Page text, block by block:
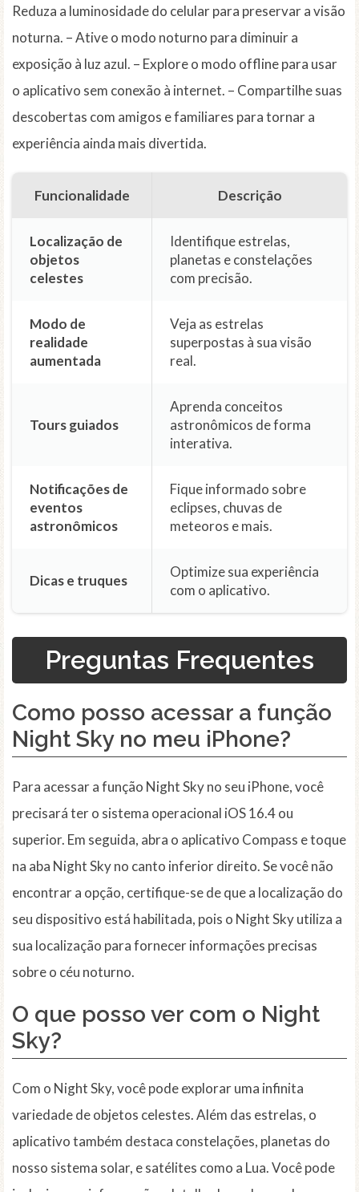
Reduza a luminosidade do celular para preservar a visão
noturna. – Ative o modo noturno para diminuir a
exposição à luz azul. – Explore o modo offline para usar
o aplicativo sem conexão à internet. – Compartilhe suas
descobertas com amigos e familiares para tornar a
experiência ainda mais divertida.
Funcionalidade Descrição
Localização de
objetos
celestes
Identifique estrelas,
planetas e constelações
com precisão.
Modo de
realidade
aumentada
Veja as estrelas
superpostas à sua visão
real.
Tours guiados
Aprenda conceitos
astronômicos de forma
interativa.
Notificações de
eventos
astronômicos
Fique informado sobre
eclipses, chuvas de
meteoros e mais.
Dicas e truques
Optimize sua experiência
com o aplicativo.
Preguntas Frequentes
Como posso acessar a função
Night Sky no meu iPhone?
Para acessar a função Night Sky no seu iPhone, você
precisará ter o sistema operacional iOS 16.4 ou
superior. Em seguida, abra o aplicativo Compass e toque
na aba Night Sky no canto inferior direito. Se você não
encontrar a opção, certifique-se de que a localização do
seu dispositivo está habilitada, pois o Night Sky utiliza a
sua localização para fornecer informações precisas
sobre o céu noturno.
O que posso ver com o Night
Sky?
Com o Night Sky, você pode explorar uma infinita
variedade de objetos celestes. Além das estrelas, o
aplicativo também destaca constelações, planetas do
nosso sistema solar, e satélites como a Lua. Você pode